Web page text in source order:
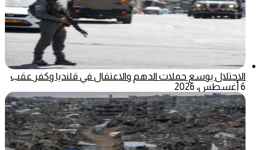
الاحتلال يوسع حملات الدهم والاعتقال في قلنديا وكفر عقب
6 أغسطس، 2026